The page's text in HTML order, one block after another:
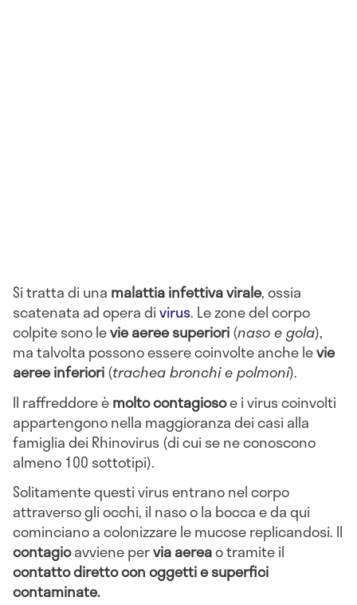
Si tratta di una malattia infettiva virale, ossia
scatenata ad opera divirus. Le zone del corpo
colpite sono levie aeree superiori(naso e gola),
ma talvolta possono essere coinvolte anche levie
aeree inferiori(trachea bronchi e polmoni).
Il raffreddore èmolto contagiosoe i virus coinvolti
appartengono nella maggioranza dei casi alla
famiglia dei Rhinovirus (di cui se ne conoscono
almeno 100 sottotipi).
Solitamente questi virus entrano nel corpo
attraverso gli occhi, il naso o la bocca e da qui
cominciano a colonizzare le mucose replicandosi. Il
contagioavviene pervia aereao tramite il
contatto diretto con oggetti e superfici
contaminate.